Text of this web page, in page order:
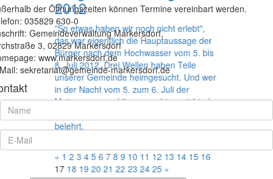
2012
"So etwas haben wir noch nicht erlebt",
das war eigentlich die Hauptaussage der
Bürger nach dem Hochwasser vom 5. bis
8. Juli 2012. Drei Wellen haben Teile
unserer Gemeinde heimgesucht. Und wer
in der Nacht vom 5. zum 6. Juli der
Meinung war, schlimmer geht es nicht, der
belehrt.
« 1 2 3 4 5 6 7 8 9 10 11 12 13 14 15 16
17 18 19 20 21 22 23 24 25 »
der Öffnungszeiten können Termine vereinbart werden.
035829 630-0
Gemeindeverwaltung Markersdorf,
3, 02829 Markersdorf
www.markersdorf.de
sekretariat@gemeinde-markersdorf.de